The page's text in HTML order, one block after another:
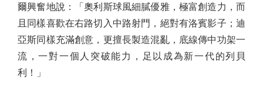
爾興奮地說：「奧利斯球風細膩優雅，極富創造力，而
且同樣喜歡在右路切入中路射門，絕對有洛賓影子；迪
亞斯同樣充滿創意，更擅長製造混亂，底線傳中功架一
流，一對一個人突破能力，足以成為新一代的列貝
利！」